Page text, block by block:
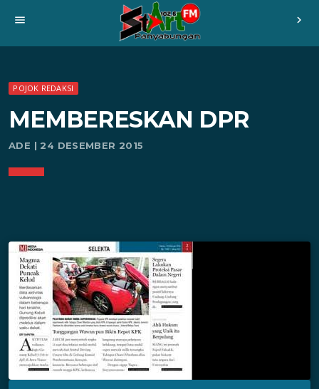
menu chevron_right
POJOK REDAKSI
MEMBERESKAN DPR
ADE | 24 DESEMBER 2015